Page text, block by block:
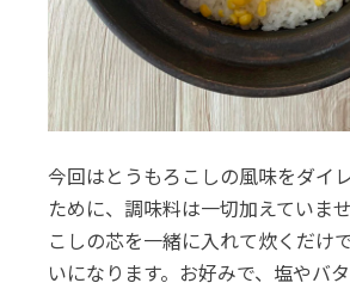
今回はとうもろこしの風味をダイ
ために、調味料は一切加えていま
こしの芯を一緒に入れて炊くだけ
いになります。お好みで、塩やバ